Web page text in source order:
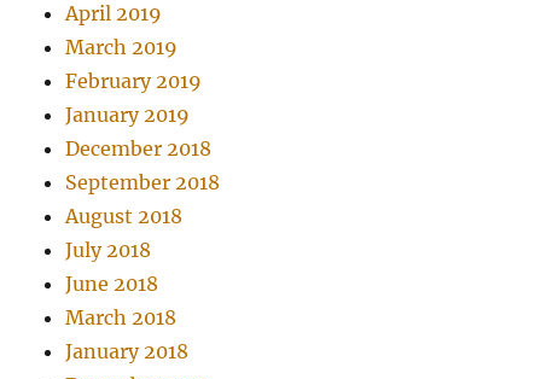
April 2019
March 2019
February 2019
January 2019
December 2018
September 2018
August 2018
July 2018
June 2018
March 2018
January 2018